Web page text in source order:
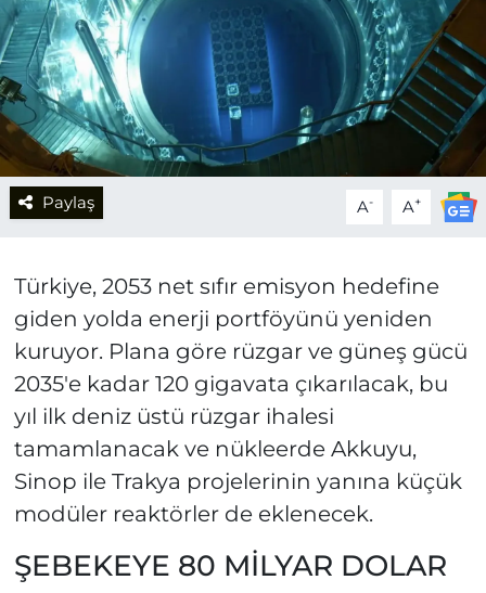
Paylaş A- A+
Türkiye, 2053 net sıfır emisyon hedefine
giden yolda enerji portföyünü yeniden
kuruyor. Plana göre rüzgar ve güneş gücü
2035'e kadar 120 gigavata çıkarılacak, bu
yıl ilk deniz üstü rüzgar ihalesi
tamamlanacak ve nükleerde Akkuyu,
Sinop ile Trakya projelerinin yanına küçük
modüler reaktörler de eklenecek.
ŞEBEKEYE 80 MİLYAR DOLAR